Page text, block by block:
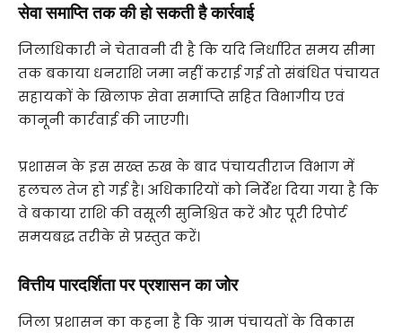
सेवा समाप्ति तक की हो सकती है कार्रवाई
जिलाधिकारी ने चेतावनी दी है कि यदि निर्धारित समय सीमा
तक बकाया धनराशि जमा नहीं कराई गई तो संबंधित पंचायत
सहायकों के खिलाफ सेवा समाप्ति सहित विभागीय एवं
कानूनी कार्रवाई की जाएगी।
प्रशासन के इस सख्त रुख के बाद पंचायतीराज विभाग में
हलचल तेज हो गई है। अधिकारियों को निर्देश दिया गया है कि
वे बकाया राशि की वसूली सुनिश्चित करें और पूरी रिपोर्ट
समयबद्ध तरीके से प्रस्तुत करें।
वित्तीय पारदर्शिता पर प्रशासन का जोर
जिला प्रशासन का कहना है कि ग्राम पंचायतों के विकास